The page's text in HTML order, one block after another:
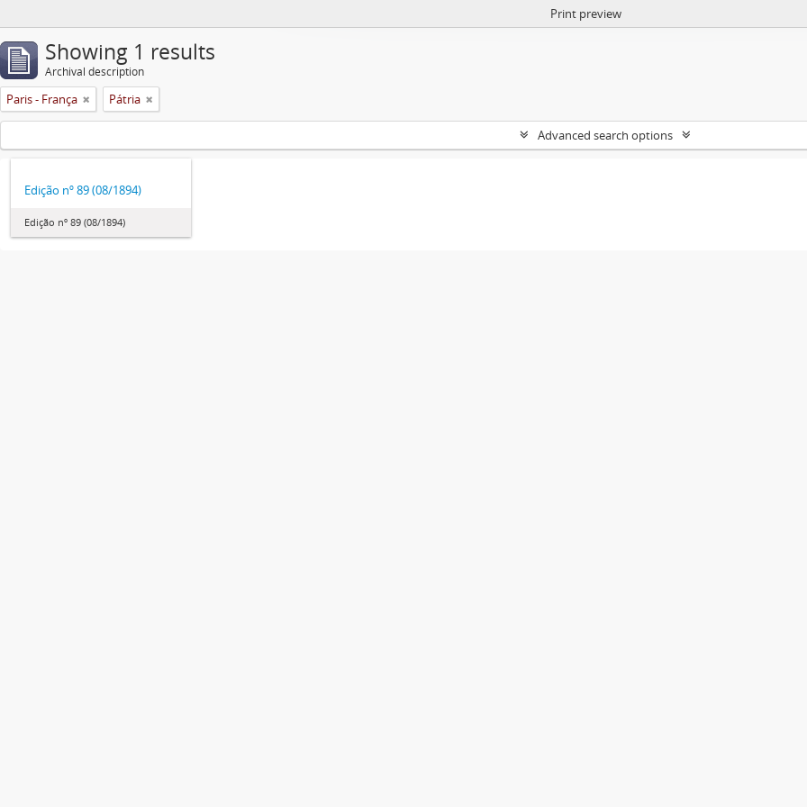
Print preview
Showing 1 results
Archival description
Paris - França Pátria
Advanced search options
Edição nº 89 (08/1894)
Edição nº 89 (08/1894)